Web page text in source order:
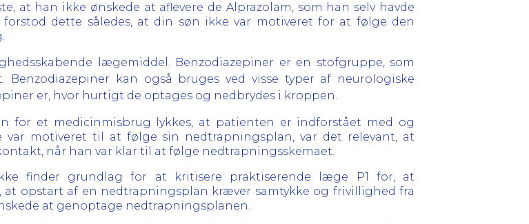
at han ikke ønskede at aflevere de Alprazolam, som han selv havde
dette således, at din søn ikke var motiveret for at følge den
lægemiddel. Benzodiazepiner er en stofgruppe, som
kan også bruges ved visse typer af neurologiske
er, hvor hurtigt de optages og nedbrydes i kroppen.
et medicinmisbrug lykkes, at patienten er indforstået med og
motiveret til at følge sin nedtrapningsplan, var det relevant, at
når han var klar til at følge nedtrapningsskemaet.
finder grundlag for at kritisere praktiserende læge P1 for, at
opstart af en nedtrapningsplan kræver samtykke og frivillighed fra
at genoptage nedtrapningsplanen.